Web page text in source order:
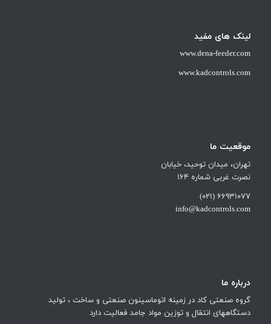
لینک های مفید
www.dena-feeder.com
www.kadcontrols.com
موقعیت ما
تهران، میدان توحید، خیابان
نصرت غربی شماره 164
66931077 (021)
info@kadcontrols.com
درباره ما
گروه صنعتی کاد در زمینه اتوماسینون صنعتی و ساخت ، تولید
دستگاههای انتقال و توزین مواد جامد فعالیت دارد